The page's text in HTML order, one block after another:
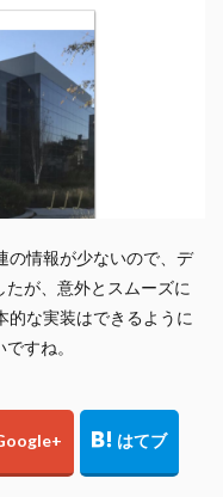
情報が少ないので、デ
が、意外とスムーズに
的な実装はできるように
すね。